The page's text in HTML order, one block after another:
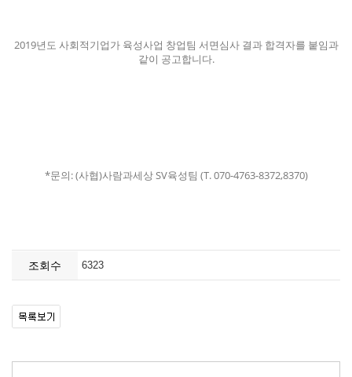
2019년도 사회적기업가 육성사업 창업팀 서면심사 결과 합격자를 붙임과
같이 공고합니다.
*문의: (사협)사람과세상 SV육성팀 (T. 070-4763-8372,8370)
조회수 6323